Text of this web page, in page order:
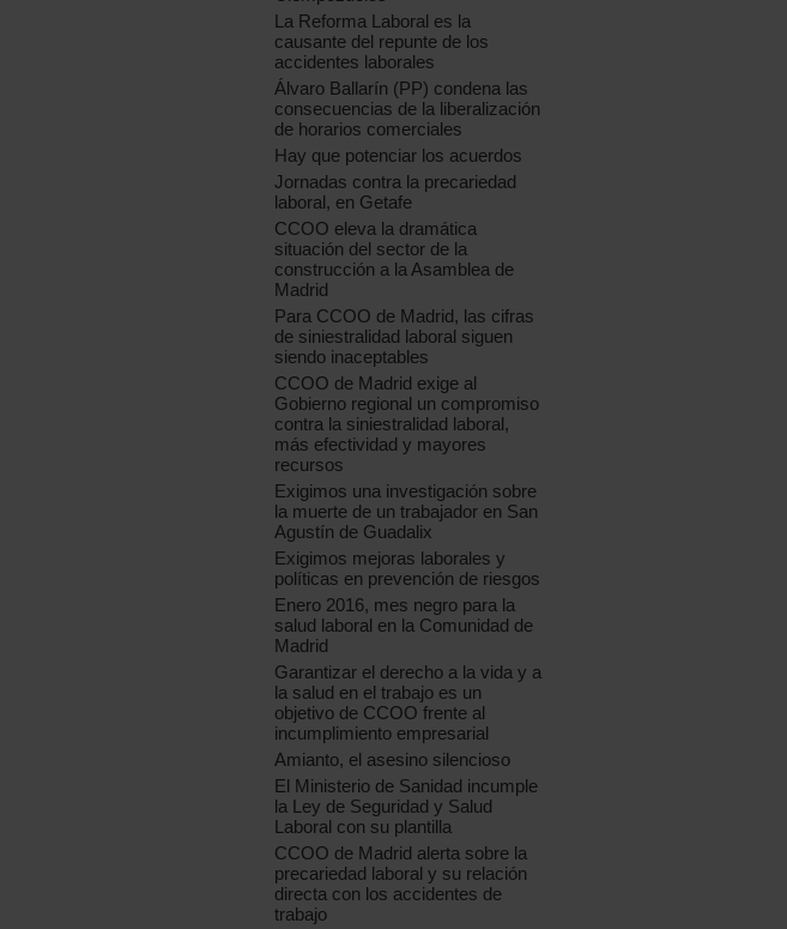
La Reforma Laboral es la
causante del repunte de los
accidentes laborales
Álvaro Ballarín (PP) condena las
consecuencias de la liberalización
de horarios comerciales
Hay que potenciar los acuerdos
Jornadas contra la precariedad
laboral, en Getafe
CCOO eleva la dramática
situación del sector de la
construcción a la Asamblea de
Madrid
Para CCOO de Madrid, las cifras
de siniestralidad laboral siguen
siendo inaceptables
CCOO de Madrid exige al
Gobierno regional un compromiso
contra la siniestralidad laboral,
más efectividad y mayores
recursos
Exigimos una investigación sobre
la muerte de un trabajador en San
Agustín de Guadalix
Exigimos mejoras laborales y
políticas en prevención de riesgos
Enero 2016, mes negro para la
salud laboral en la Comunidad de
Madrid
Garantizar el derecho a la vida y a
la salud en el trabajo es un
objetivo de CCOO frente al
incumplimiento empresarial
Amianto, el asesino silencioso
El Ministerio de Sanidad incumple
la Ley de Seguridad y Salud
Laboral con su plantilla
CCOO de Madrid alerta sobre la
precariedad laboral y su relación
directa con los accidentes de
trabajo